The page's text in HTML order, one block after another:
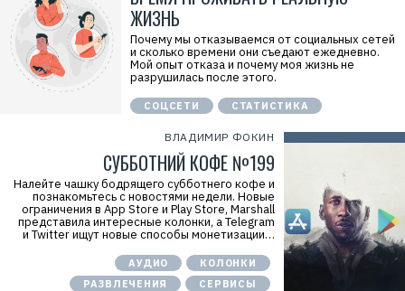
ЖИЗНЬ
Почему мы отказываемся от социальных сетей
и сколько времени они съедают ежедневно.
Мой опыт отказа и почему моя жизнь не
разрушилась после этого.
СОЦСЕТИ СТАТИСТИКА
ВЛАДИМИР ФОКИН
СУББОТНИЙ КОФЕ №199
Налейте чашку бодрящего субботнего кофе и
познакомьтесь с новостями недели. Новые
ограничения в App Store и Play Store, Marshall
представила интересные колонки, а Telegram
и Twitter ищут новые способы монетизации…
АУДИО
КОЛОНКИ
РАЗВЛЕЧЕНИЯ
СЕРВИСЫ